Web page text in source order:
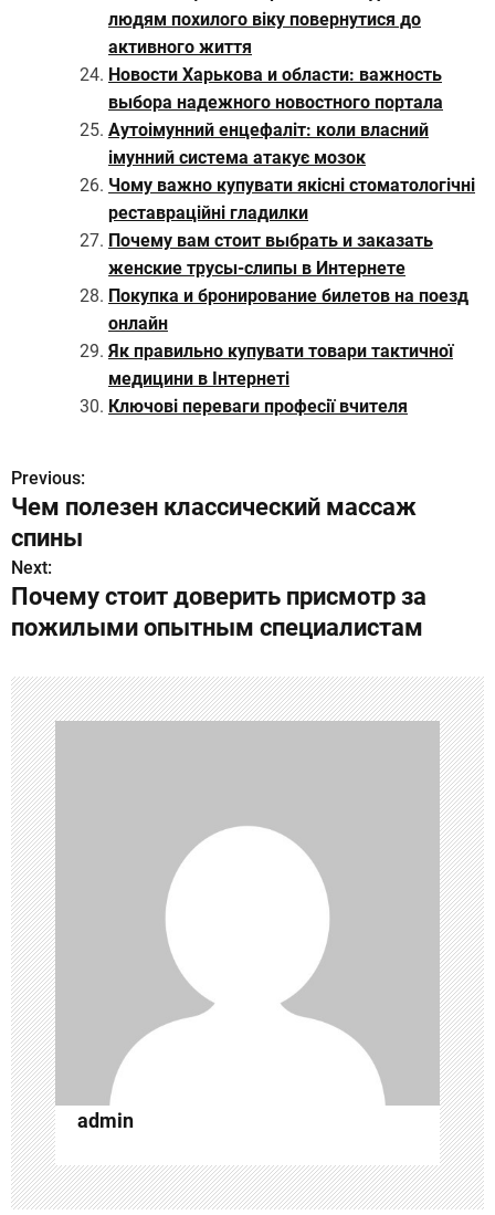
людям похилого віку повернутися до
активного життя
Новости Харькова и области: важность
выбора надежного новостного портала
Аутоімунний енцефаліт: коли власний
імунний система атакує мозок
Чому важно купувати якісні стоматологічні
реставраційні гладилки
Почему вам стоит выбрать и заказать
женские трусы-слипы в Интернете
Покупка и бронирование билетов на поезд
онлайн
Як правильно купувати товари тактичної
медицини в Інтернеті
Ключові переваги професії вчителя
Н
а
в
и
а
ц
и
я
п
о
з
а
п
и
с
я
м
Previous:
Чем полезен классический массаж
спины
Next:
Почему стоит доверить присмотр за
пожилыми опытным специалистам
admin